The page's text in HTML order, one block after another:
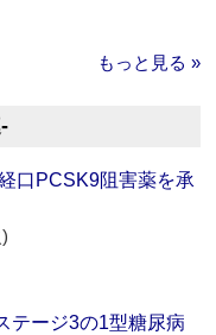
もっと見る »
口PCSK9阻害薬を承
テージ3の1型糖尿病